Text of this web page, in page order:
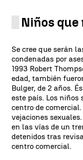
Niños
Se cree que serán
condenadas por
1993 Robert
edad, también
Bulger, de 2 años.
este país. Los niños
centro de
vejaciones
en las vías de un
detenidos tras
centro comercial.